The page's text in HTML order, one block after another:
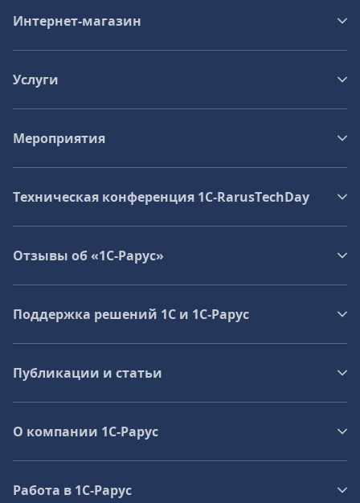
Интернет-магазин
Услуги
Мероприятия
Техническая конференция 1C‑RarusTechDay
Отзывы об «1С-Рарус»
Поддержка решений 1С и 1С‑Рарус
Публикации и статьи
О компании 1C-Рарус
Работа в 1С‑Рарус